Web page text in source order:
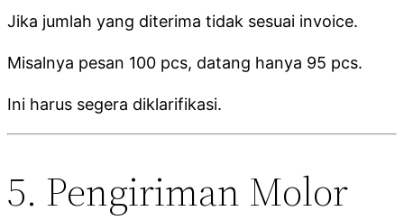
Jika jumlah yang diterima tidak sesuai invoice.
Misalnya pesan 100 pcs, datang hanya 95 pcs.
Ini harus segera diklarifikasi.
5. Pengiriman Molor